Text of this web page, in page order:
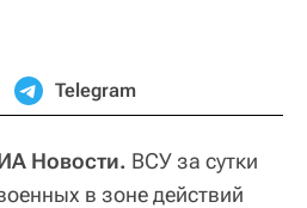
Telegram
Новости. ВСУ за сутки
в зоне действий